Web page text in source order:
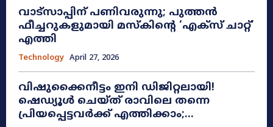
വാട്സാപ്പിന് പണിവരുന്നു; പുത്തൻ
ഫീച്ചറുകളുമായി മസ്കിന്റെ ‘എക്സ് ചാറ്റ്’
എത്തി
Technology April 27, 2026
വിഷുക്കൈനീട്ടം ഇനി ഡിജിറ്റലായി!
ഷെഡ്യൂൾ ചെയ്ത് രാവിലെ തന്നെ
പ്രിയപ്പെട്ടവർക്ക് എത്തിക്കാം;...